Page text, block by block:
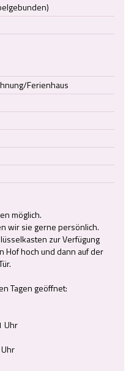
Ferienhaus
möglich.
wir sie gerne persönlich.
zur Verfügung
Hof hoch und dann auf der
Tagen geöffnet:
Uhr